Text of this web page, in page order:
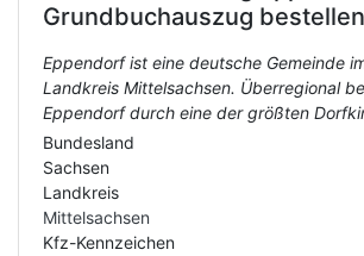
Grundbuchauszug bestellen
Eppendorf ist eine deutsche Gemeinde
Landkreis Mittelsachsen. Überregional
Eppendorf durch eine der größten
Bundesland
Sachsen
Landkreis
Mittelsachsen
Kfz-Kennzeichen